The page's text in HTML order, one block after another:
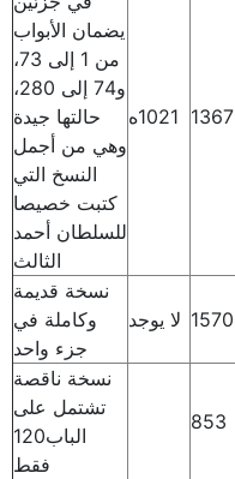
1367 1021ه
يضمان الأبواب
من 1 إلى 73،
و74 إلى 280،
حالتها جيدة
وهي من أجمل
النسخ التي
كتبت خصيصا
للسلطان أحمد
الثالث
1570 لا يوجد
نسخة قديمة
وكاملة في
جزء واحد
853
نسخة ناقصة
تشتمل على
الباب120
فقط